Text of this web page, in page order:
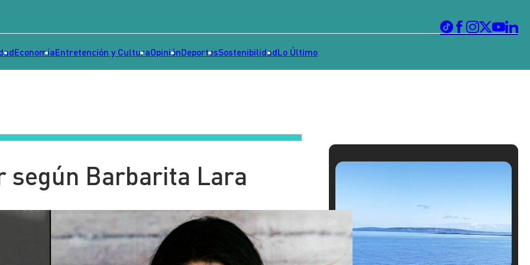
EconomíaEntretención y CulturaOpiniónDeportesSostenibilidadLo Último
según Barbarita Lara